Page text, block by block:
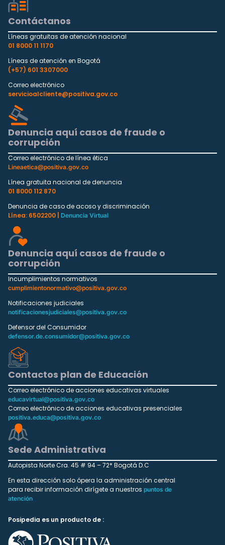
Contáctanos
Líneas gratuitas de atención nacional
01 8000 11 1170
Líneas de atención en Bogotá
(+57) 601 3307000
Correo electrónico
servicioalcliente@positiva.gov.co
Denuncia aquí casos de fraude o
corrupción
Correo electrónico de línea ética
Lineaetica@positiva.gov.co
Línea gratuita nacional de denuncia
01 8000 112 870
Denuncia de caso de acoso y discriminación
Línea: 6502200 |
Denuncia Virtual
Denuncia aquí casos de fraude o
corrupción
Incumplimientos normativos
cumplimientonormativo@positiva.gov.co
Notificaciones judiciales
notificacionesjudiciales@positiva.gov.co
Defensor del Consumidor
defensor.de.consumidor@positiva.gov.co
Contactos plan de Educación
Correo electrónico de acciones educativas virtuales
educavirtual@positiva.gov.co
Correo electrónico de acciones educativas presenciales
positiva.educa@positiva.gov.co
Sede Administrativa
Autopista Norte Cra. 45 # 94 – 72* Bogotá D.C
En esta dirección solo ópera la administración central
para recibir información dirígete a nuestros puntos de
atención
Posipedia es un producto de :